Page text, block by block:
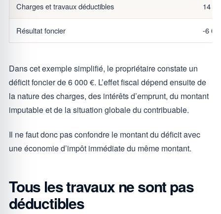
Charges et travaux déductibles 14
Résultat foncier -6
Dans cet exemple simplifié, le propriétaire constate un
déficit foncier de 6 000 €. L’effet fiscal dépend ensuite de
la nature des charges, des intérêts d’emprunt, du montant
imputable et de la situation globale du contribuable.
Il ne faut donc pas confondre le montant du déficit avec
une économie d’impôt immédiate du même montant.
Tous les travaux ne sont pas
déductibles